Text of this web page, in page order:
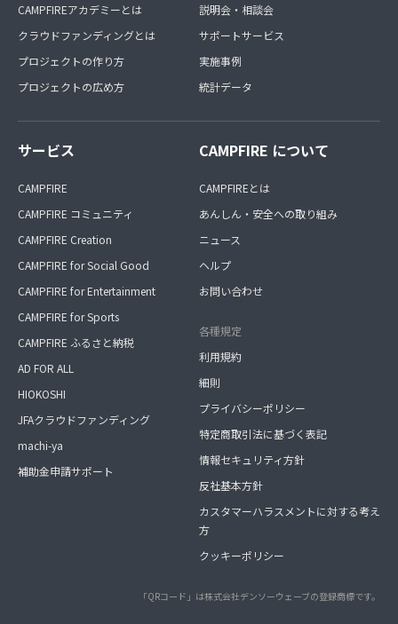
CAMPFIREアカデミーとは
クラウドファンディングとは
プロジェクトの作り方
プロジェクトの広め方
説明会・相談会
サポートサービス
実施事例
統計データ
サービス
CAMPFIRE
CAMPFIRE コミュニティ
CAMPFIRE Creation
CAMPFIRE for Social Good
CAMPFIRE for Entertainment
CAMPFIRE for Sports
CAMPFIRE ふるさと納税
AD FOR ALL
HIOKOSHI
JFAクラウドファンディング
machi-ya
補助金申請サポート
CAMPFIRE について
CAMPFIREとは
あんしん・安全への取り組み
ニュース
ヘルプ
お問い合わせ
各種規定
利用規約
細則
プライバシーポリシー
特定商取引法に基づく表記
情報セキュリティ方針
反社基本方針
カスタマーハラスメントに対する考え
方
クッキーポリシー
「QRコード」は株式会社デンソーウェーブの登録商標です。